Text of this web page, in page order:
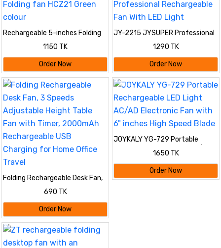
Rechargeable 5-inches Folding
fan HCZ21 Green colour
1150 TK
Order Now
JY-2215 JYSUPER Professional
Rechargeable Fan With LED Light
1290 TK
Order Now
Folding Rechargeable Desk Fan,
3 Speeds Adjustable Height
Table Fan with Timer, 2000mAh
Rechargeable USB Charging for
Home Office Travel
690 TK
Order Now
JOYKALY YG-729 Portable
Rechargeable LED Light AC/AD
Electronic Fan with 6" inches
High Speed Blade
1650 TK
Order Now